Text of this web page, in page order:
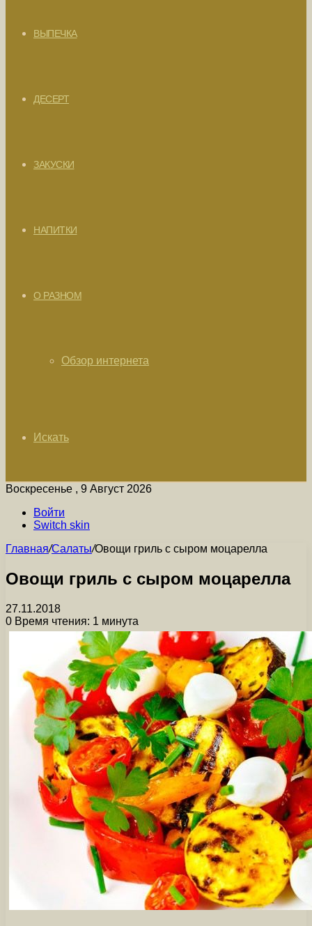
ВЫПЕЧКА
ДЕСЕРТ
ЗАКУСКИ
НАПИТКИ
О РАЗНОМ
Обзор интернета
Искать
Воскресенье , 9 Август 2026
Войти
Switch skin
Главная/Салаты/Овощи гриль с сыром моцарелла
Овощи гриль с сыром моцарелла
27.11.2018
0 Время чтения: 1 минута